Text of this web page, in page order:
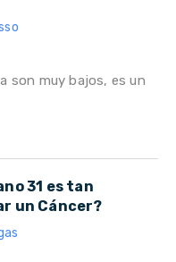
son muy bajos, es un
31 es tan
un Cáncer?